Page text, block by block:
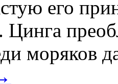
его
моряков